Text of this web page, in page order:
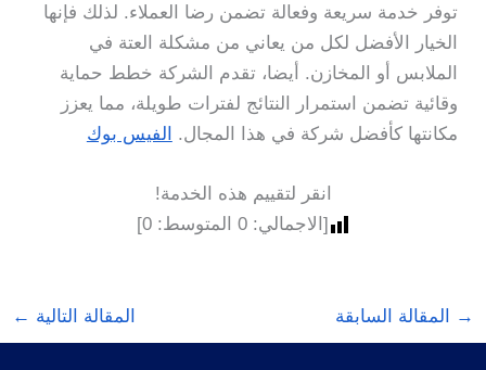
توفر خدمة سريعة وفعالة تضمن رضا العملاء. لذلك فإنها
الخيار الأفضل لكل من يعاني من مشكلة العتة في
الملابس أو المخازن. أيضا، تقدم الشركة خطط حماية
وقائية تضمن استمرار النتائج لفترات طويلة، مما يعزز
مكانتها كأفضل شركة في هذا المجال.
الفيس بوك
انقر لتقييم هذه الخدمة!
[الاجمالي:0 المتوسط:0
]
→ المقالة السابقة المقالة التالية ←